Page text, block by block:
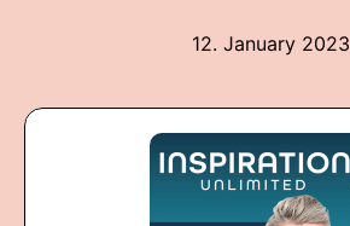
12. January 2023